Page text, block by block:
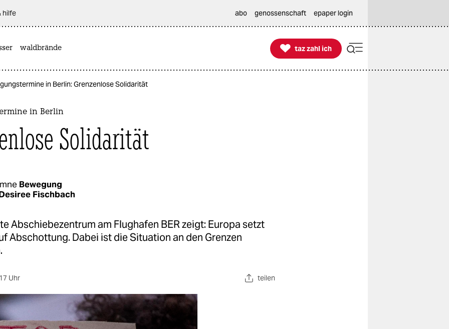
hilfe abo genossenschaft epaper login
waldbrände 
taz zahl ich
taz zahl ich
in Berlin: Grenzenlose Solidarität
in Berlin
Solidarität
Bewegung
Fischbach
Abschiebezentrum am Flughafen BER zeigt: Europa setzt
Abschottung. Dabei ist die Situation an den Grenzen
Uhr teilen